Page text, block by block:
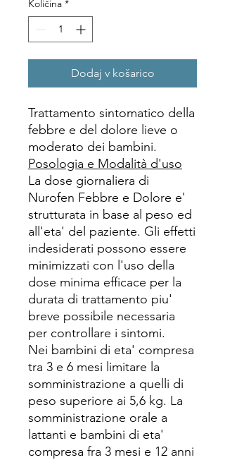
Količina *
Dodaj v košarico
Trattamento sintomatico della
febbre e del dolore lieve o
moderato dei bambini.
Posologia e Modalità d'uso
La dose giornaliera di
Nurofen Febbre e Dolore e'
strutturata in base al peso ed
all'eta' del paziente. Gli effetti
indesiderati possono essere
minimizzati con l'uso della
dose minima efficace per la
durata di trattamento piu'
breve possibile necessaria
per controllare i sintomi.
Nei bambini di eta' compresa
tra 3 e 6 mesi limitare la
somministrazione a quelli di
peso superiore ai 5,6 kg. La
somministrazione orale a
lattanti e bambini di eta'
compresa fra 3 mesi e 12 anni